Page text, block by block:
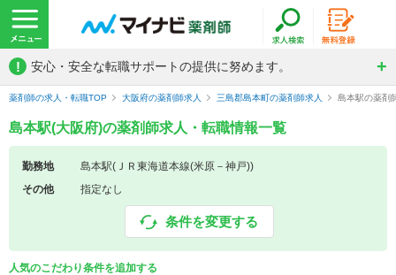
! 安心・安全な転職サポートの提供に努めます。
薬剤師の求人・転職TOP 大阪府の薬剤師求人 三島郡島本町の薬剤師求人 島本駅の薬剤
島本駅(大阪府)の薬剤師求人・転職情報一覧
勤務地
島本駅(ＪＲ東海道本線(米原－神戸))
その他
指定なし
条件を変更する
人気のこだわり条件を追加する